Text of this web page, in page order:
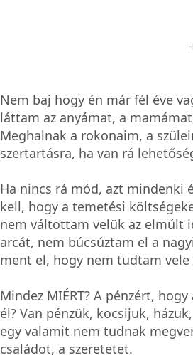
Nem baj hogy én már fél éve
láttam az anyámat, a
Meghalnak a rokonaim, a
szertartásra, ha van rá
Ha nincs rá mód, azt mindenki
kell, hogy a temetési
nem váltottam velük az elmúlt
arcát, nem búcsúztam el a
ment el, hogy nem tudtam vele
Mindez MIÉRT? A pénzért,
él? Van pénzük, kocsijuk,
egy valamit nem tudnak
családot, a szeretetet.